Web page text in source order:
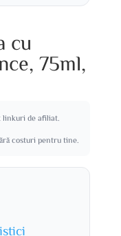
cu
75ml,
de afiliat.
costuri pentru tine.